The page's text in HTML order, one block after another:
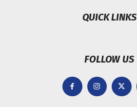
QUICK LINKS
FOLLOW US